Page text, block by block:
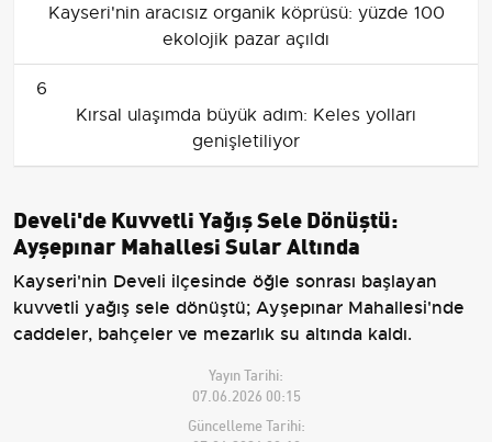
Kayseri'nin aracısız organik köprüsü: yüzde 100
ekolojik pazar açıldı
6
Kırsal ulaşımda büyük adım: Keles yolları
genişletiliyor
Develi'de Kuvvetli Yağış Sele Dönüştü:
Ayşepınar Mahallesi Sular Altında
Kayseri'nin Develi ilçesinde öğle sonrası başlayan
kuvvetli yağış sele dönüştü; Ayşepınar Mahallesi'nde
caddeler, bahçeler ve mezarlık su altında kaldı.
Yayın Tarihi:
07.06.2026 00:15
Güncelleme Tarihi: